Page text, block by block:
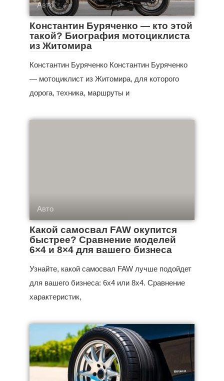
Авто
Константин Буряченко — кто этой
такой? Биография мотоциклиста
из Житомира
Константин Буряченко Константин Буряченко
— мотоциклист из Житомира, для которого
дорога, техника, маршруты и
Авто
Какой самосвал FAW окупится
быстрее? Сравнение моделей
6×4 и 8×4 для вашего бизнеса
Узнайте, какой самосвал FAW лучше подойдет
для вашего бизнеса: 6x4 или 8x4. Сравнение
характеристик,